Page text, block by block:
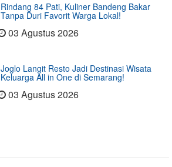
Rindang 84 Pati, Kuliner Bandeng Bakar
Tanpa Duri Favorit Warga Lokal!
03 Agustus 2026
Joglo Langit Resto Jadi Destinasi Wisata
Keluarga All in One di Semarang!
03 Agustus 2026